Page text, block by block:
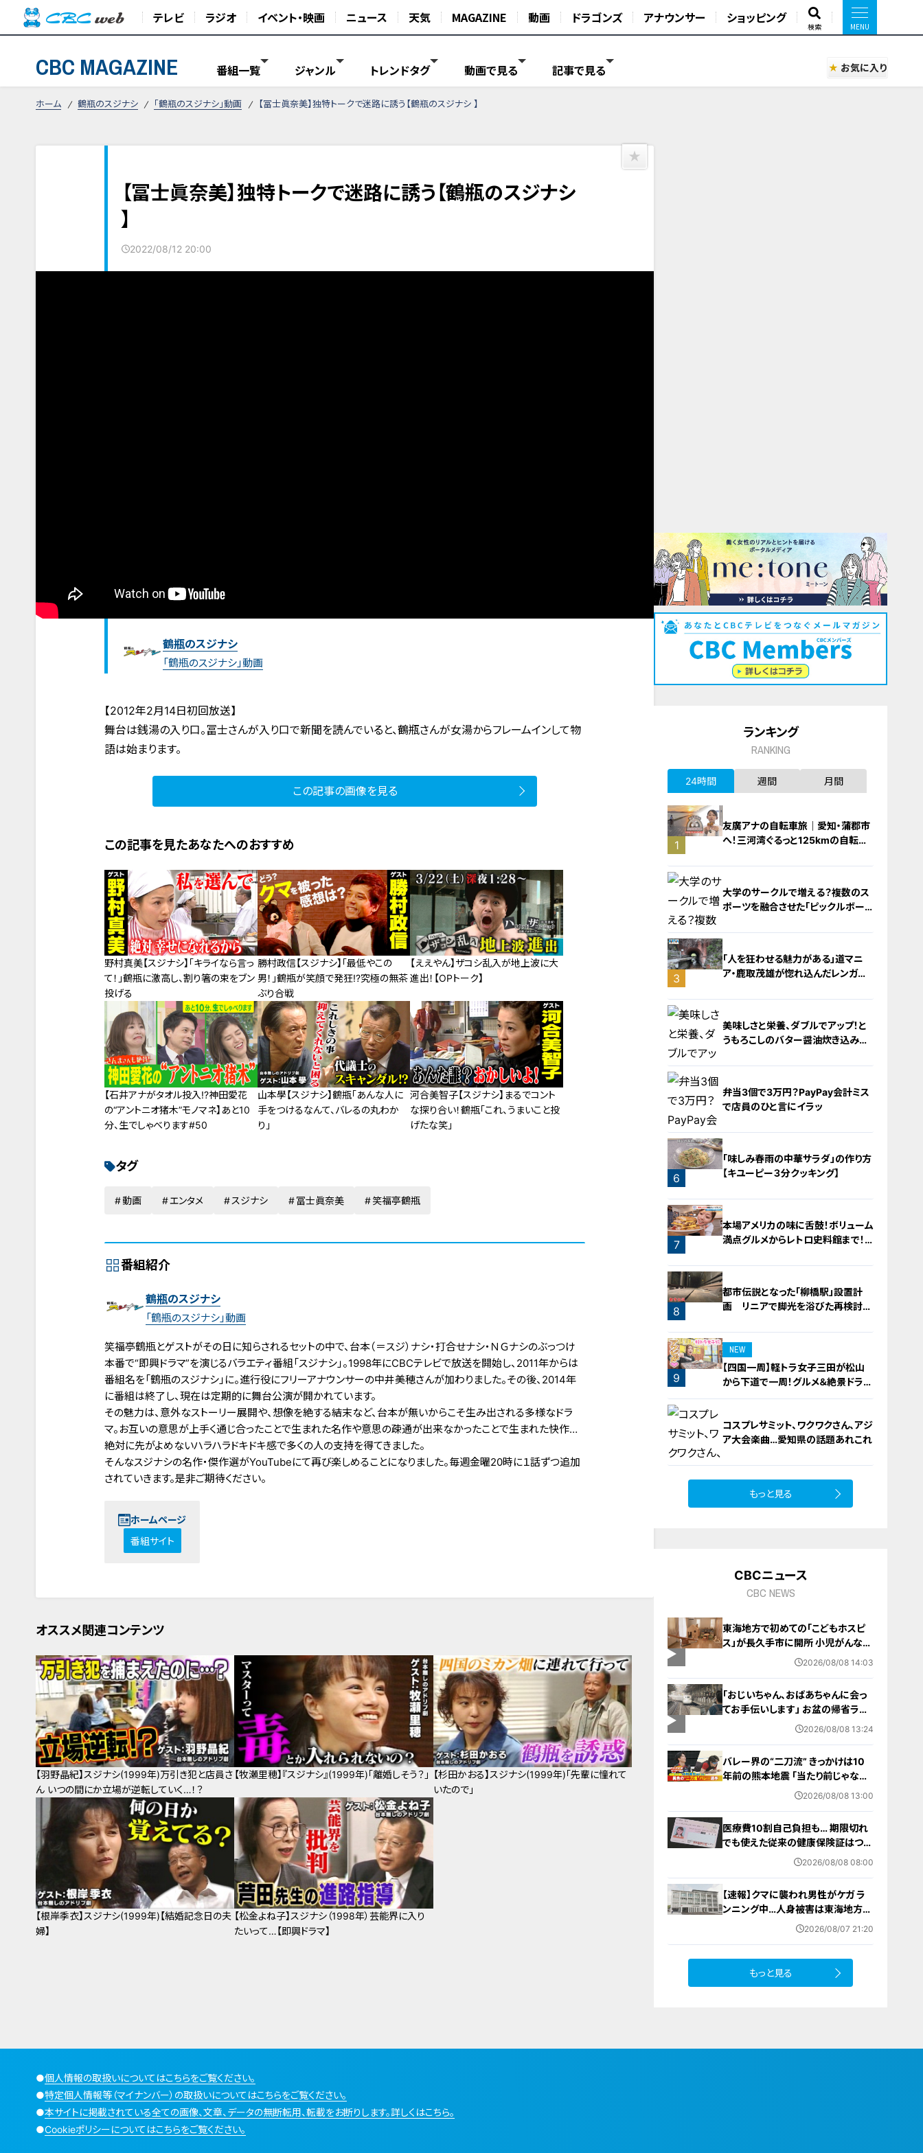
テレビ ラジオ イベント・映画 ニュース 天気 MAGAZINE 動画 ドラゴンズ アナウンサー ショッピング
検索
CBC MAGAZINE 番組一覧 ジャンル トレンドタグ 動画で見る 記事で見る お気に入り
ホーム 鶴瓶のスジナシ 「鶴瓶のスジナシ」動画 【冨士眞奈美】独特トークで迷路に誘う【鶴瓶のスジナシ 】
【冨士眞奈美】独特トークで迷路に誘う【鶴瓶のスジナシ
】
2022/08/12 20:00
鶴瓶のスジナシ
「鶴瓶のスジナシ」動画
【2012年2月14日初回放送】
舞台は銭湯の入り口。冨士さんが入り口で新聞を読んでいると、鶴瓶さんが女湯からフレームインして物
語は始まります。
この記事の画像を見る
この記事を見たあなたへのおすすめ
野村真美【スジナシ】「キライなら言っ
て！」鶴瓶に激高し、割り箸の束をブン
投げる
勝村政信【スジナシ】「最低やこの
男！」鶴瓶が笑顔で発狂!?究極の無茶
ぶり合戦
【ええやん】ザコシ乱入が地上波に大
進出！【OPトーク】
【石井アナがタオル投入!?神田愛花
の“アントニオ猪木”モノマネ】あと10
分、生でしゃべります#50
山本學【スジナシ】鶴瓶「あんな人に
手をつけるなんて、バレるの丸わか
り」
河合美智子【スジナシ】まるでコント
な探り合い！鶴瓶「これ、うまいこと投
げたな笑」
タグ
動画 エンタメ スジナシ 冨士眞奈美 笑福亭鶴瓶
番組紹介
鶴瓶のスジナシ
「鶴瓶のスジナシ」動画
笑福亭鶴瓶とゲストがその日に知らされるセットの中で、台本（＝スジ）ナシ・打合せナシ・ＮＧナシのぶっつけ
本番で“即興ドラマ”を演じるバラエティ番組「スジナシ」。1998年にCBCテレビで放送を開始し、2011年からは
番組名を「鶴瓶のスジナシ」に。進行役にフリーアナウンサーの中井美穂さんが加わりました。その後、2014年
に番組は終了し、現在は定期的に舞台公演が開かれています。
その魅力は、意外なストーリー展開や、想像を絶する結末など、台本が無いからこそ生み出される多様なドラ
マ。お互いの意思が上手く通じ合ったことで生まれた名作や意思の疎通が出来なかったことで生まれた快作…
絶対に先がよめないハラハラドキドキ感で多くの人の支持を得てきました。
そんなスジナシの名作・傑作選がYouTubeにて再び楽しめることになりました。毎週金曜20時に１話ずつ追加
されていきます。是非ご期待ください。
ホームページ
番組サイト
オススメ関連コンテンツ
【羽野晶紀】スジナシ(1999年)万引き犯と店員さ
ん いつの間にか立場が逆転していく…！？
【牧瀬里穂】『スジナシ』(1999年)「離婚しそう？」
【杉田かおる】スジナシ(1999年)「先輩に憧れて
いたので」
【根岸季衣】スジナシ(1999年)【結婚記念日の夫
婦】
【松金よね子】スジナシ（1998年）芸能界に入り
たいって…【即興ドラマ】
ランキング
RANKING
24時間 週間 月間
1
友廣アナの自転車旅｜愛知・蒲郡市
へ！三河湾ぐるっと125kmの自転車
2
大学のサークルで増える？複数のス
ポーツを融合させた「ピックルボー
3
「人を狂わせる魅力がある」道マニ
ア・鹿取茂雄が惚れ込んだレンガの
4
美味しさと栄養、ダブルでアップ！と
うもろこしのバター醤油炊き込みご
5
弁当3個で3万円？PayPay会計ミス
で店員のひと言にイラッ
6
「味しみ春雨の中華サラダ」の作り方
【キユーピー３分クッキング】
7
本場アメリカの味に舌鼓！ボリューム
満点グルメからレトロ史料館まで！
8
都市伝説となった「柳橋駅」設置計
画 リニアで脚光を浴びた再検討の
9
NEW
【四国一周】軽トラ女子三田が松山
から下道で一周！グルメ＆絶景ドライ
ブ⑳
コスプレサミット、ワクワクさん、アジ
ア大会楽曲…愛知県の話題あれこれ
もっと見る
CBCニュース
CBC NEWS
東海地方で初めての「こどもホスピ
ス」が長久手市に開所 小児がんなど
重い病気の子どもと家族を支える施
2026/08/08 14:03
「おじいちゃん、おばあちゃんに会っ
てお手伝いします」 お盆の帰省ラッ
シュが本格化 東海道新幹線下りがピ
2026/08/08 13:24
バレー界の“二刀流” きっかけは10
年前の熊本地震 ｢当たり前じゃなか
った｣ オフシーズンゼロの過酷スケ
2026/08/08 13:00
医療費10割自己負担も… 期限切れ
でも使えた従来の健康保険証はつい
に終了 8月以降起こりうるマイナ保
2026/08/08 08:00
【速報】クマに襲われ男性がケガ ラ
ンニング中…人身被害は東海地方で
今シーズン初めて 岐阜県高山市
2026/08/07 21:20
もっと見る
●個人情報の取扱いについてはこちらをご覧ください。
●特定個人情報等（マイナンバー）の取扱いについてはこちらをご覧ください。
●本サイトに掲載されている全ての画像、文章、データの無断転用、転載をお断りします。詳しくはこちら。
●Cookieポリシーについてはこちらをご覧ください。